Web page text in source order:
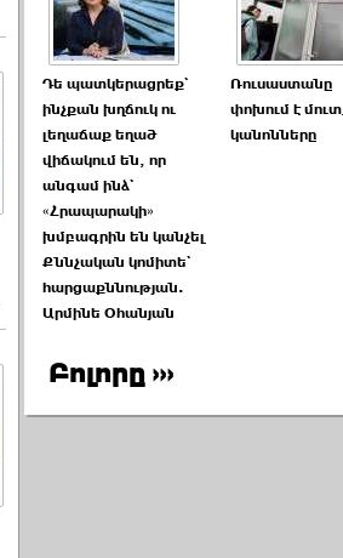
Դե պատկերացրեք`
ինչքան խղճուկ ու
լեղաճաք եղած
վիճակում են, որ
անգամ ինձ`
«Հրապարակի»
խմբագրին են կանչել
Քննչական կոմիտե`
հարցաքննության.
Արմինե Օհանյան
Ռուսաստանը
փոխում է
կանոնները
Բոլորը ›››